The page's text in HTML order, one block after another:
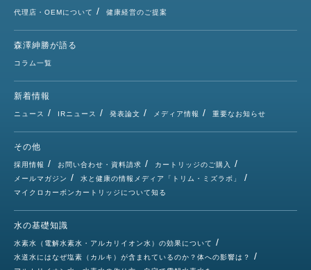
代理店・OEMについて 健康経営のご提案
森澤紳勝が語る
コラム一覧
新着情報
ニュース IRニュース 発表論文 メディア情報 重要なお知らせ
その他
採用情報 お問い合わせ・資料請求
カートリッジのご購入
メールマガジン
水と健康の情報メディア「トリム・ミズラボ」
マイクロカーボンカートリッジについて知る
水の基礎知識
水素水（電解水素水・アルカリイオン水）の効果について
水道水にはなぜ塩素（カルキ）が含まれているのか？体への影響は？